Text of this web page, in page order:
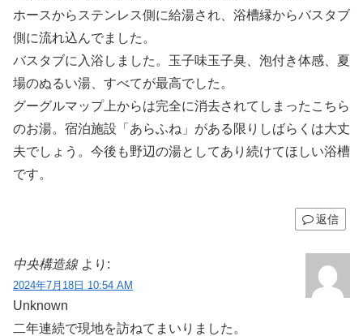
ホースからステンレス側に給湯され、浴槽縁からバスタブ
側に流れ込んでました。
バスタブに入浴しました。玉子味玉子臭、泡付き体感、夏
場のぬるい湯、すべてが最高でした。
グーグルマップ上からは完全に消去されてしまったこちら
のお湯。宿泊施設「あらふね」がある限りしばらくは大丈
夫でしょう。今後も野辺の湯としてあり続けてほしい浴槽
です。
返信
中央構造線 より:
2024年7月18日 10:54 AM
Unknown
二年連続で現地を訪ねてまいりました。